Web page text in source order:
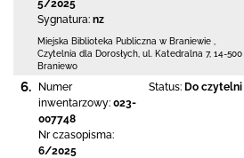
5/2025
Sygnatura: nz
Miejska Biblioteka Publiczna w Braniewie
Czytelnia dla Dorosłych, ul. Katedralna 7, 14-500
Braniewo
6.
Numer
inwentarzowy: 023-
007748
Nr czasopisma:
6/2025
Status: Do czytelni